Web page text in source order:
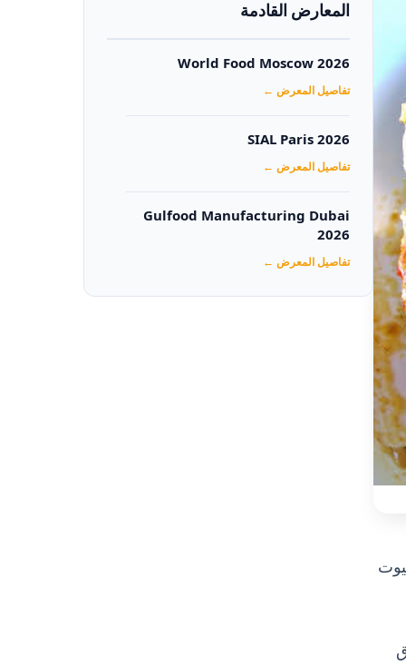
المعارض القادمة
World Food Moscow 2026
تفاصيل المعرض ←
SIAL Paris 2026
تفاصيل المعرض ←
Gulfood Manufacturing Dubai
2026‏
تفاصيل المعرض ←